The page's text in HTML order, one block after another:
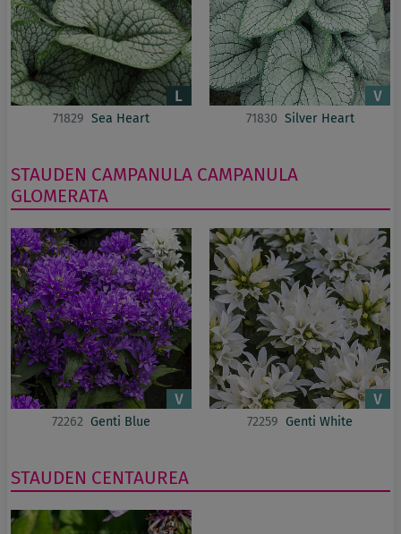
71829 Sea Heart 71830 Silver Heart
STAUDEN CAMPANULA CAMPANULA
GLOMERATA
72262 Genti Blue 72259 Genti White
STAUDEN CENTAUREA